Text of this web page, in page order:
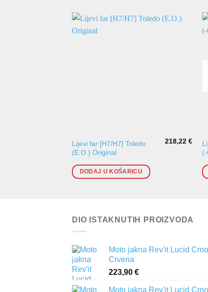
Lijevi far [H7/H7] Toledo
(E.O.) Original
218,22€
DODAJ U KOŠARICU
DIO ISTAKNUTIH PROIZVODA
Moto jakna Rev'it Lucid Crno
Crvena
223,90 €
Moto jakna Rev'it Lucid